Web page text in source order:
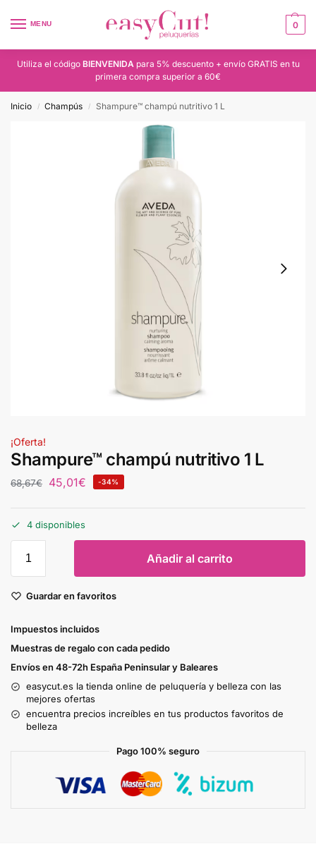
MENU 0
Utiliza el código BIENVENIDApara 5% descuento + envío GRATIS en tu
primera compra superior a 60€
Inicio / Champús / Shampure™ champú nutritivo 1 L
¡Oferta!
Shampure™ champú nutritivo 1 L
68,67€ 45,01€ -34%
4 disponibles
Añadir al carrito
Guardar en favoritos
Impuestos incluidos
Muestras de regalo con cada pedido
Envíos en 48-72h España Peninsular y Baleares
easycut.es la tienda online de peluquería y belleza con las
mejores ofertas
encuentra precios increíbles en tus productos favoritos de
belleza
Pago 100% seguro